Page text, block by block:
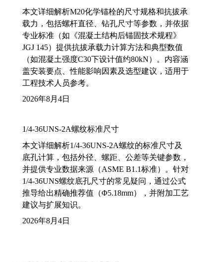
本文详细解析M20化学锚栓的尺寸规格和抗拔承
载力，包括螺杆直径、钻孔尺寸等参数，并依据
专业标准（如《混凝土结构后锚固技术规程》
JGJ 145）提供抗拔承载力计算方法和典型数值
（如混凝土强度C30下设计值约80kN）。内容涵
盖安装要点、性能影响因素及选型建议，适用于
工程技术人员参考。
2026年8月4日
1/4-36UNS-2A螺纹标准尺寸
本文详细解析1/4-36UNS-2A螺纹的标准尺寸及
底孔计算，包括外径、螺距、公差等关键参数，
并提供专业数据来源（ASME B1.1标准）。针对
1/4-36UNS螺纹底孔尺寸的常见疑问，通过公式
推导给出精确推荐值（Φ5.18mm），并附加工艺
建议与扩展知识。
2026年8月4日